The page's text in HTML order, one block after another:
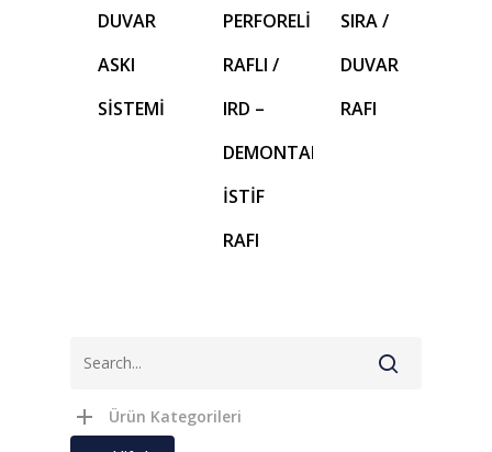
DUVAR
ASKI
SİSTEMİ
PERFORELİ
RAFLI /
IRD –
DEMONTABL
İSTİF
RAFI
SIRA /
DUVAR
RAFI
Ürün Kategorileri